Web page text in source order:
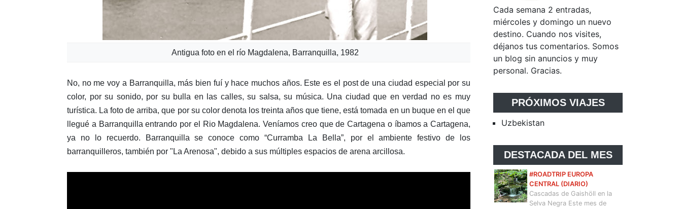
Antigua foto en el río Magdalena, Barranquilla, 1982
No, no me voy a Barranquilla, más bien fuí y hace muchos años. Este es el post de una ciudad especial por su
color, por su sonido, por su bulla en las calles, su salsa, su música. Una ciudad que en verdad no es muy
turística. La foto de arriba, que por su color denota los treinta años que tiene, está tomada en un buque en el que
llegué a Barranquilla entrando por el Rio Magdalena. Veníamos creo que de Cartagena o íbamos a Cartagena,
ya no lo recuerdo. Barranquilla se conoce como “Curramba La Bella”, por el ambiente festivo de los
barranquilleros, también por "La Arenosa", debido a sus múltiples espacios de arena arcillosa.
Cada semana 2 entradas,
miércoles y domingo un nuevo
destino. Cuando nos visites,
déjanos tus comentarios. Somos
un blog sin anuncios y muy
personal. Gracias.
PRÓXIMOS VIAJES
Uzbekistan
DESTACADA DEL MES
#ROADTRIP EUROPA
CENTRAL (DIARIO)
Cascadas de Gaishöll en la
Selva Negra Este mes de